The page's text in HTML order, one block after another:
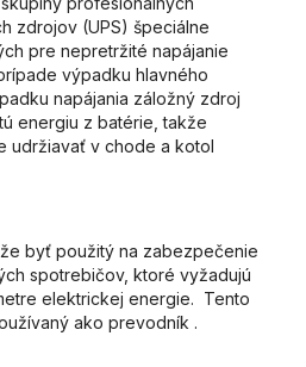
zdrojov (UPS) špeciálne
pre nepretržité napájanie
výpadku hlavného
napájania záložný zdroj
energiu z batérie, takže
udržiavať v chode a kotol
byť použitý na zabezpečenie
spotrebičov, ktoré vyžadujú
elektrickej energie. Tento
ako prevodník .